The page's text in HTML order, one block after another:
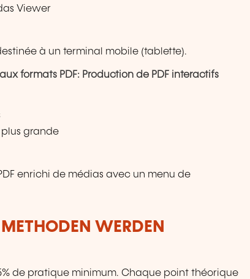
Viewer
à un terminal mobile (tablette).
formats PDF: Production de PDF interactifs
grande
enrichi de médias avec un menu de
WERDEN
de pratique minimum. Chaque point théorique